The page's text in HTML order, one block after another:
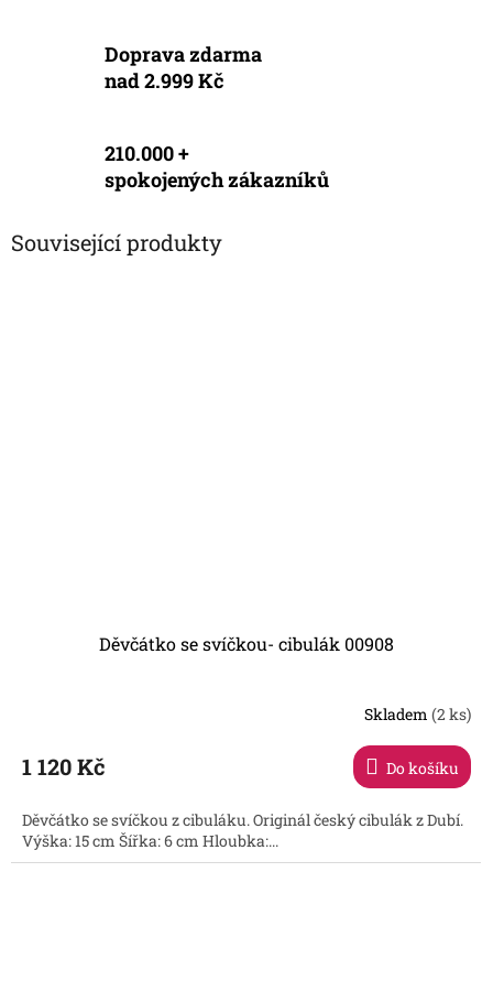
Doprava zdarma
nad 2.999 Kč
210.000 +
spokojených zákazníků
Související produkty
Děvčátko se svíčkou- cibulák 00908
Skladem (2 ks)
1 120 Kč Do košíku
Děvčátko se svíčkou z cibuláku. Originál český cibulák z Dubí.
Výška: 15 cm Šířka: 6 cm Hloubka:...